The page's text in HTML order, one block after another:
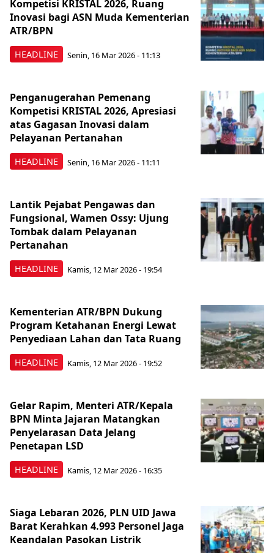
HEADLINE
Kompetisi KRISTAL 2026, Ruang
Inovasi bagi ASN Muda Kementerian
ATR/BPN
Senin, 16 Mar 2026 - 11:13
HEADLINE
Penganugerahan Pemenang
Kompetisi KRISTAL 2026, Apresiasi
atas Gagasan Inovasi dalam
Pelayanan Pertanahan
Senin, 16 Mar 2026 - 11:11
HEADLINE
Lantik Pejabat Pengawas dan
Fungsional, Wamen Ossy: Ujung
Tombak dalam Pelayanan
Pertanahan
Kamis, 12 Mar 2026 - 19:54
HEADLINE
Kementerian ATR/BPN Dukung
Program Ketahanan Energi Lewat
Penyediaan Lahan dan Tata Ruang
Kamis, 12 Mar 2026 - 19:52
HEADLINE
Gelar Rapim, Menteri ATR/Kepala
BPN Minta Jajaran Matangkan
Penyelarasan Data Jelang
Penetapan LSD
Kamis, 12 Mar 2026 - 16:35
Siaga Lebaran 2026, PLN UID Jawa
Barat Kerahkan 4.993 Personel Jaga
Keandalan Pasokan Listrik